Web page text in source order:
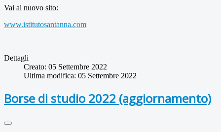
Vai al nuovo sito:
www.istitutosantanna.com
Dettagli
Creato: 05 Settembre 2022
Ultima modifica: 05 Settembre 2022
Borse di studio 2022 (aggiornamento)